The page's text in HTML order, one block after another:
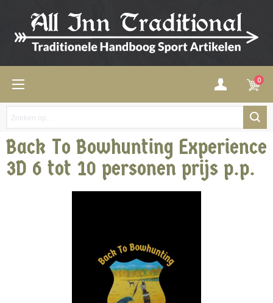
0
Back To Bowhunting Experience
3D 6 tot 10 personen prijs p.p.